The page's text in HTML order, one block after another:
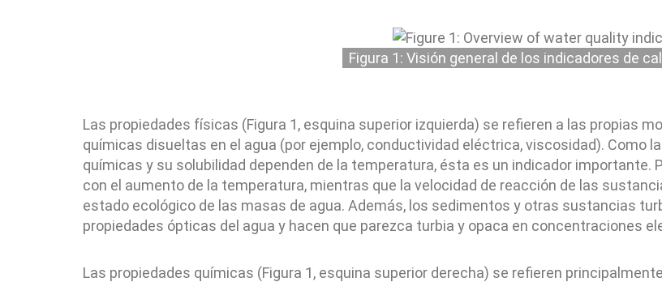
Figura 1: Visión general de los indicadores de
Las propiedades físicas (Figura 1, esquina superior izquierda) se refieren a las propias
químicas disueltas en el agua (por ejemplo, conductividad eléctrica, viscosidad). Como
químicas y su solubilidad dependen de la temperatura, ésta es un indicador importante.
con el aumento de la temperatura, mientras que la velocidad de reacción de las
estado ecológico de las masas de agua. Además, los sedimentos y otras sustancias
propiedades ópticas del agua y hacen que parezca turbia y opaca en concentraciones
Las propiedades químicas (Figura 1, esquina superior derecha) se refieren